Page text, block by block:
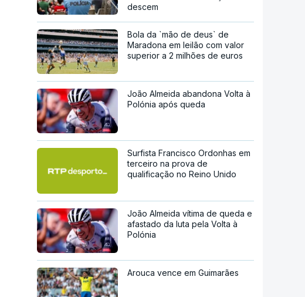
descem
Bola da `mão de deus` de
Maradona em leilão com valor
superior a 2 milhões de euros
João Almeida abandona Volta à
Polónia após queda
Surfista Francisco Ordonhas em
terceiro na prova de
qualificação no Reino Unido
João Almeida vítima de queda e
afastado da luta pela Volta à
Polónia
Arouca vence em Guimarães